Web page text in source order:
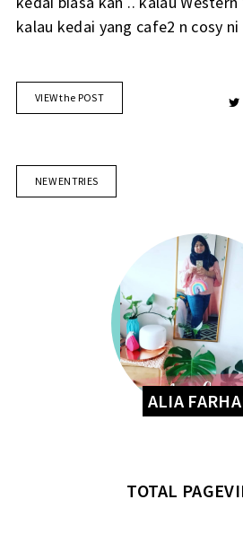
kalau kedai yang cafe2 n cosy
VIEW the POST
NEW ENTRIES
ALIA
TOTAL